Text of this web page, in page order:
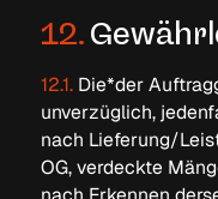
12.
12.1.Die*der
unverzüglich,
nach Lieferung/
OG, verdeckte
Ecosocial Mind © 2026
Impressum
Datenschutz